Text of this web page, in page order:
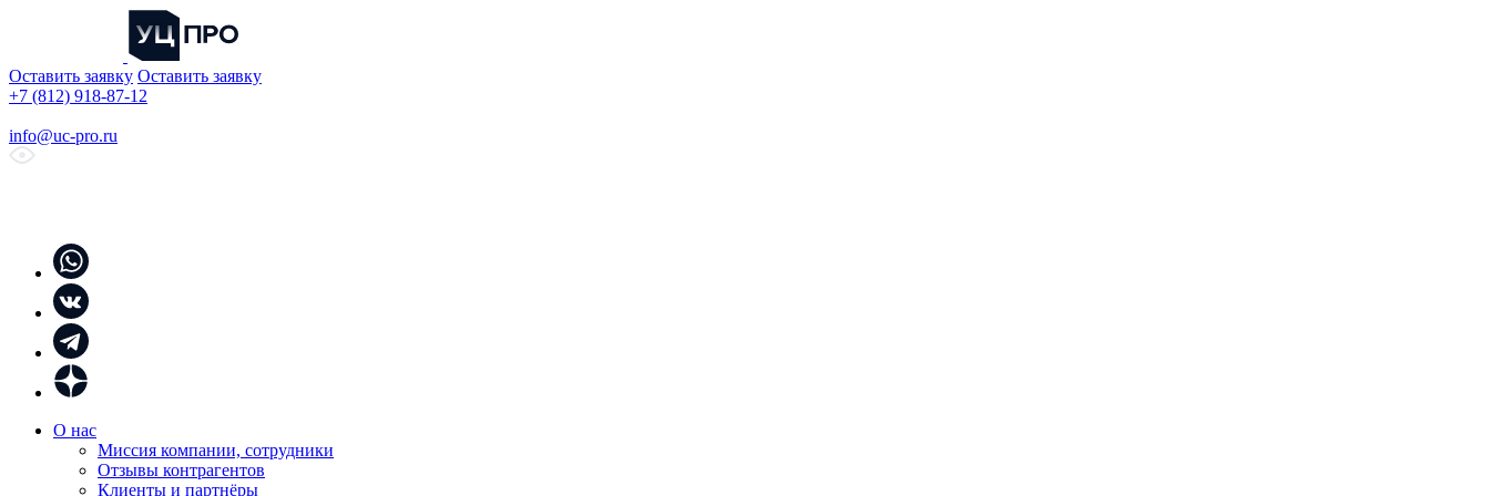
Оставить заявку Оставить заявку
+7 (812) 918-87-12
info@uc-pro.ru
О нас
Миссия компании, сотрудники
Отзывы контрагентов
Клиенты и партнёры